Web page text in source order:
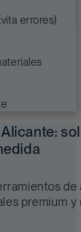
errores)
de
premium y